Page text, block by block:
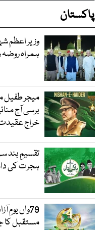
پاکستان
وزیر اعظم
ہمراہ
برسی آج
خراج
تقسیمِ ہند
ہجرت کی
79واں یومِ
مستقبل